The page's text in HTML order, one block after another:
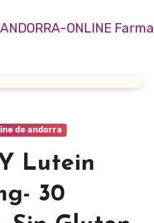
de andorra
Lutein
30